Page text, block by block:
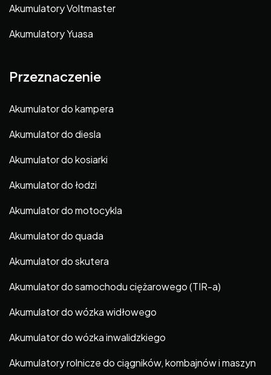
Akumulatory Voltmaster
Akumulatory Yuasa
Przeznaczenie
Akumulator do kampera
Akumulator do diesla
Akumulator do kosiarki
Akumulator do łodzi
Akumulator do motocykla
Akumulator do quada
Akumulator do skutera
Akumulator do samochodu ciężarowego (TIR-a)
Akumulator do wózka widłowego
Akumulator do wózka inwalidzkiego
Akumulatory rolnicze do ciągników, kombajnów i maszyn